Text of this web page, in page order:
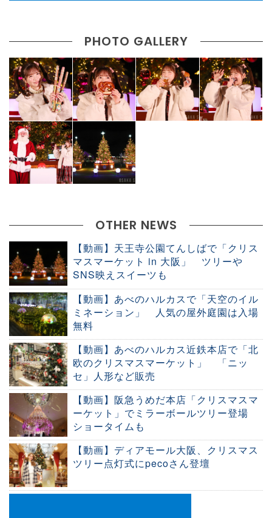
PHOTO GALLERY
OTHER NEWS
【動画】天王寺公園てんしばで「クリス
マスマーケット in 大阪」 ツリーや
SNS映えスイーツも
【動画】あべのハルカスで「天空のイル
ミネーション」 人気の屋外庭園は入場
無料
【動画】あべのハルカス近鉄本店で「北
欧のクリスマスマーケット」 「ニッ
セ」人形など販売
【動画】阪急うめだ本店「クリスマスマ
ーケット」でミラーボールツリー登場
ショータイムも
【動画】ディアモール大阪、クリスマス
ツリー点灯式にpecoさん登壇